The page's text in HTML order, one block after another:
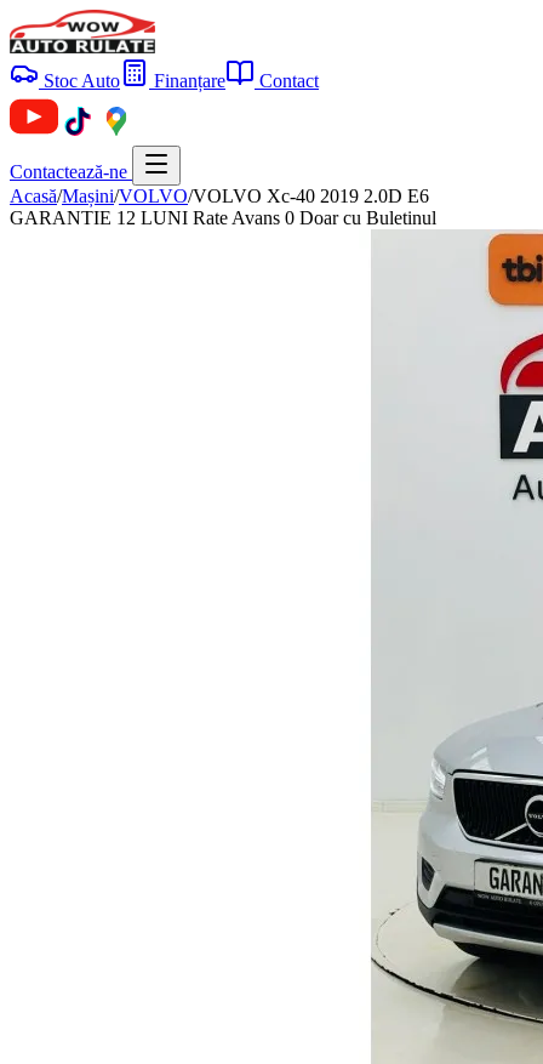
Stoc Auto Finanțare Contact
Contactează-ne
Acasă/Mașini/VOLVO/VOLVO Xc-40 2019 2.0D E6
GARANTIE 12 LUNI Rate Avans 0 Doar cu Buletinul